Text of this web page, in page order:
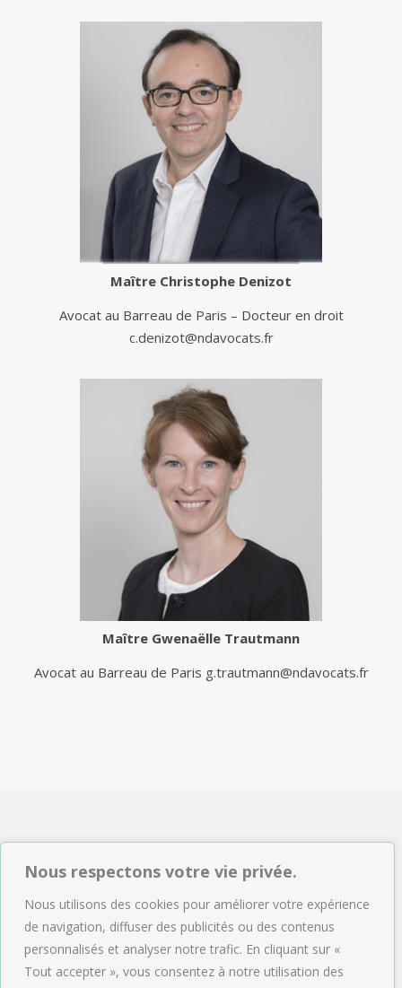
Nous respectons votre vie privée.
Nous utilisons des cookies pour améliorer votre expérience
de navigation, diffuser des publicités ou des contenus
personnalisés et analyser notre trafic. En cliquant sur «
Tout accepter », vous consentez à notre utilisation des
Maître Christophe Denizot
Avocat au Barreau de Paris – Docteur en droit
c.denizot@ndavocats.fr
Maître Gwenaëlle Trautmann
Avocat au Barreau de Paris g.trautmann@ndavocats.fr
NDAVOCATS Associés
Tél : 01.47.04.09.43
Email :accueil@ndavocats.fr